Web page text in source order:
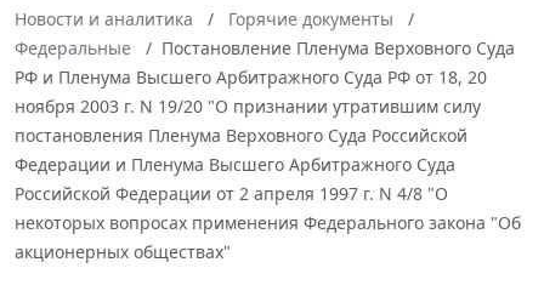
Новости и аналитика
Горячие документы
Федеральные
Постановление Пленума Верховного Суда
РФ и Пленума Высшего Арбитражного Суда РФ от 18, 20
ноября 2003 г. N 19/20 "О признании утратившим силу
постановления Пленума Верховного Суда Российской
Федерации и Пленума Высшего Арбитражного Суда
Российской Федерации от 2 апреля 1997 г. N 4/8 "О
некоторых вопросах применения Федерального закона "Об
акционерных обществах"